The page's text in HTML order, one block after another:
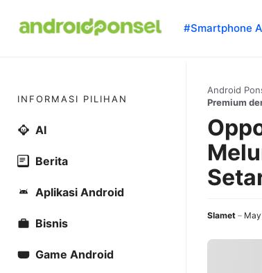
#Smartphone
Android
Premium
Slamet
INFORMASI PILIHAN
AI
Berita
Aplikasi Android
Bisnis
Game Android